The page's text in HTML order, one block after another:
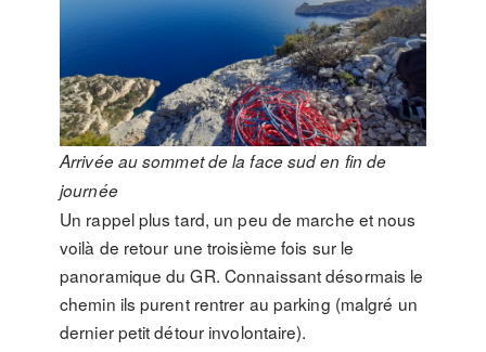
Arrivée au sommet de la face sud en fin de
journée
Un rappel plus tard, un peu de marche et nous
voilà de retour une troisième fois sur le
panoramique du GR. Connaissant désormais le
chemin ils purent rentrer au parking (malgré un
dernier petit détour involontaire).